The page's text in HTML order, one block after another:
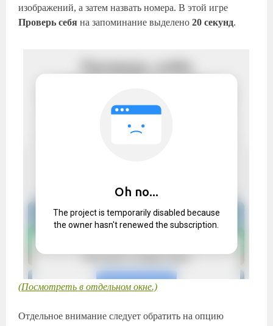
изображений, а затем назвать номера. В этой игре
Проверь себя на запоминание выделено20 секунд.
(Посмотреть в отдельном окне.)
Отдельное внимание следует обратить на опцию